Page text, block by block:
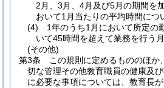
2月、3月、4月及び5月の期間を
おいて1月当たりの平均時間につ
(4)
1年のうち1月において所定の
いて45時間を超えて業務を行う
(その他)
第3条
この規則に定めるもののほか
切な管理その他教育職員の健康及
に必要な事項については、教育長が